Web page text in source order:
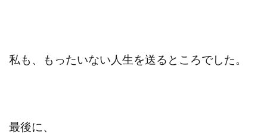
私も、もったいない人生を送るところでした。
最後に、